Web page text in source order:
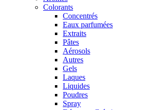
Colorants
Concentrés
Eaux parfumées
Extraits
Pâtes
Aérosols
Autres
Gels
Laques
Liquides
Poudres
Spray